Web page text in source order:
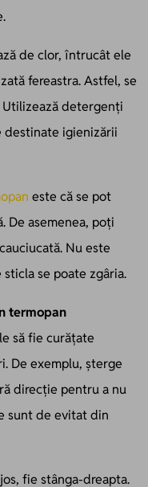
de clor, întrucât ele
fereastra. Astfel, se
detergenți
destinate igienizării
este că se pot
De asemenea, poți
Nu este
se poate zgâria.
termopan
să fie curățate
De exemplu, șterge
direcție pentru a nu
sunt de evitat din
fie stânga-dreapta.